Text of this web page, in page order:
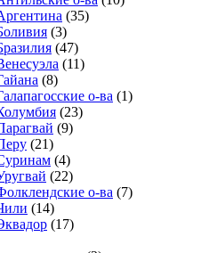
(35)
(3)
(47)
(11)
(8)
о-ва (1)
(23)
(9)
(21)
(4)
(22)
о-ва (7)
(14)
(17)